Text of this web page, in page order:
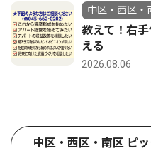
中区・西区・
教えて！右
える
2026.08.06
中区・西区・南区 ピ